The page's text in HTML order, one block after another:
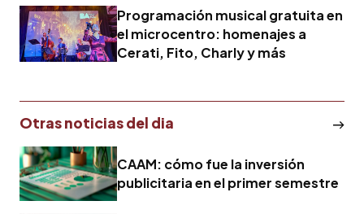
Programación musical gratuita en
el microcentro: homenajes a
Cerati, Fito, Charly y más
Otras noticias del dia
CAAM: cómo fue la inversión
publicitaria en el primer semestre